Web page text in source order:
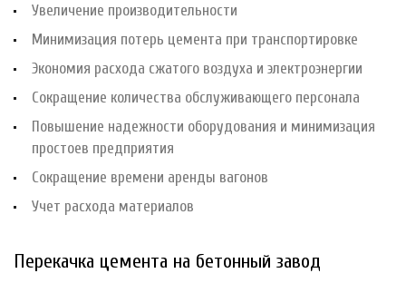
Увеличение производительности
Минимизация потерь цемента при транспортировке
Экономия расхода сжатого воздуха и электроэнергии
Сокращение количества обслуживающего персонала
Повышение надежности оборудования и минимизация
простоев предприятия
Сокращение времени аренды вагонов
Учет расхода материалов
Перекачка цемента на бетонный завод